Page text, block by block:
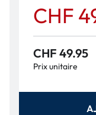
CHF
CHF 49.95
Prix unitaire